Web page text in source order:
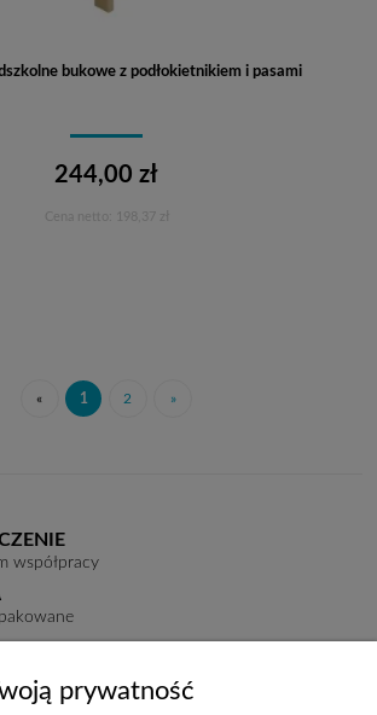
bukowe z podłokietnikiem i pasami
244,00 zł
198,37 zł
« 1 2 »
współpracy
prywatność